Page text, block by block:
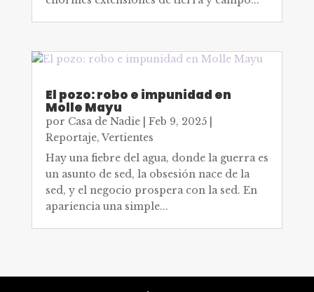
El pozo: robo e impunidad en
Molle Mayu
por Casa de Nadie| Feb 9, 2025|
Reportaje, Vertientes
Hay una fiebre del agua, donde la guerra es
un asunto de sed, la obsesión nace de la
sed, y el negocio prospera con la sed. En
apariencia una simple...